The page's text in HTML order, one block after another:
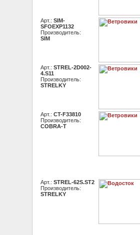
Арт.: SIM-
SFOEXP1132
Производитель:
SIM
Арт.: STREL-2D002-
4.S11
Производитель:
STRELKY
Арт.: CT-F33810
Производитель:
COBRA-T
Арт.: STREL-62S.ST2
Производитель:
STRELKY